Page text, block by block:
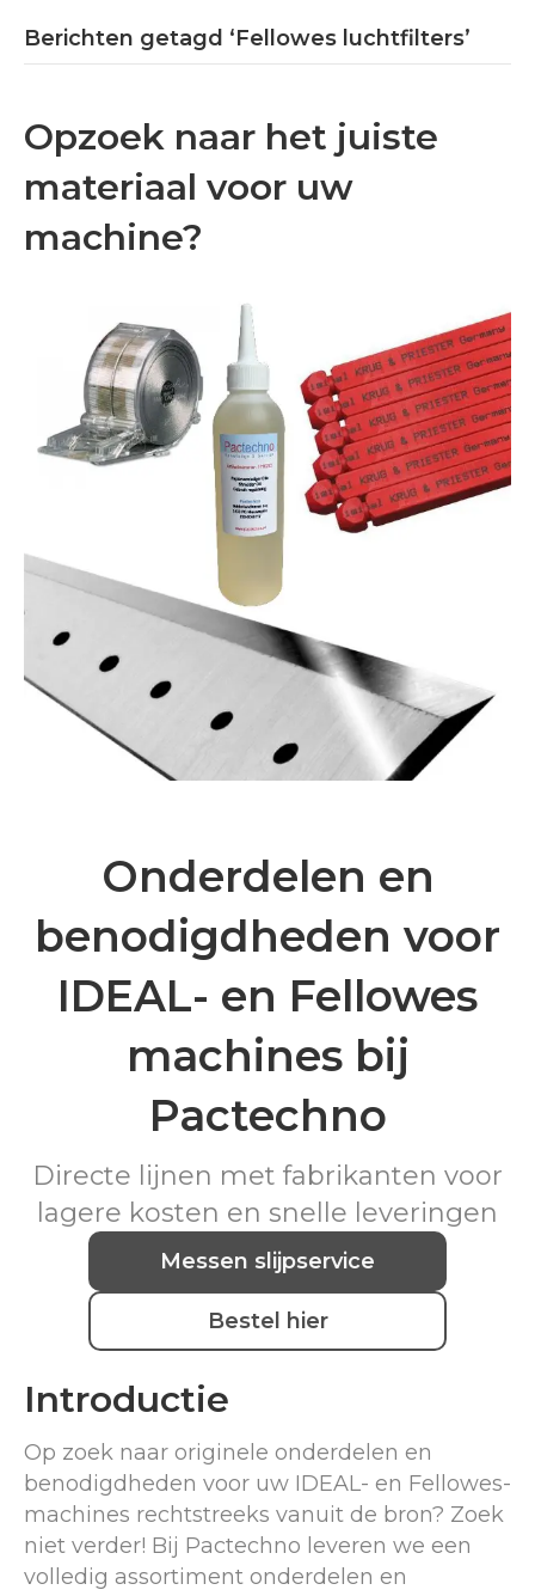
Berichten getagd ‘Fellowes luchtfilters’
Opzoek naar het juiste
materiaal voor uw
machine?
Onderdelen en
benodigdheden voor
IDEAL- en Fellowes
machines bij
Pactechno
Directe lijnen met fabrikanten voor
lagere kosten en snelle leveringen
Messen slijpservice
Bestel hier
Introductie
Op zoek naar originele onderdelen en
benodigdheden voor uw IDEAL- en Fellowes-
machines rechtstreeks vanuit de bron? Zoek
niet verder! Bij Pactechno leveren we een
volledig assortiment onderdelen en